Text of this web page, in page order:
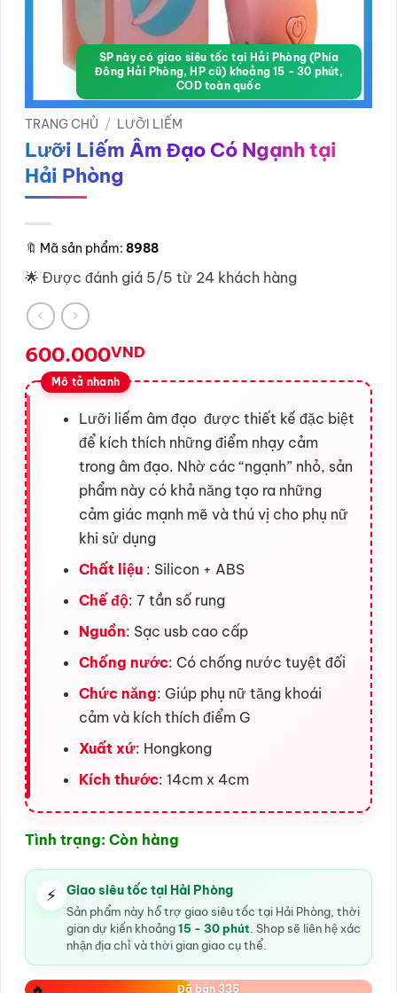
SP này có giao siêu tốc tại Hải Phòng (Phía
Đông Hải Phòng, HP cũ) khoảng 15 - 30 phút,
COD toàn quốc
TRANG CHỦ / LƯỠI LIẾM
Lưỡi Liếm Âm Đạo Có Ngạnh tại
Hải Phòng
🔖 Mã sản phẩm: 8988
🌟 Được đánh giá 5/5 từ 24 khách hàng
600.000VND
Lưỡi liếm âm đạo được thiết kế đặc biệt
để kích thích những điểm nhạy cảm
trong âm đạo. Nhờ các “ngạnh” nhỏ, sản
phẩm này có khả năng tạo ra những
cảm giác mạnh mẽ và thú vị cho phụ nữ
khi sử dụng
Chất liệu: Silicon + ABS
Chế độ: 7 tần số rung
Nguồn: Sạc usb cao cấp
Chống nước: Có chống nước tuyệt đối
Chức năng: Giúp phụ nữ tăng khoái
cảm và kích thích điểm G
Xuất xứ: Hongkong
Kích thước: 14cm x 4cm
Tình trạng: Còn hàng
⚡ Giao siêu tốc tại Hải Phòng
Sản phẩm này hỗ trợ giao siêu tốc tại Hải Phòng, thời
gian dự kiến khoảng15 - 30 phút. Shop sẽ liên hệ xác
nhận địa chỉ và thời gian giao cụ thể.
🔥 Đã bán 335